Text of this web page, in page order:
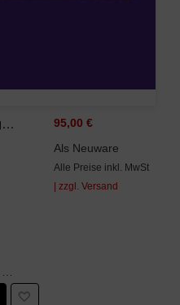
Jerusalem In Archäologischer, Historischer Und Theologischer Perspektive (Bonner Biblische Beiträge)
95,00 €
Als Neuware
Alle Preise inkl. MwSt
| zzgl. Versand